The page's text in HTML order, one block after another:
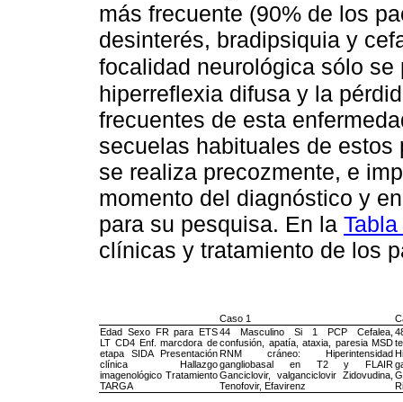
más frecuente (90% de los
desinterés, bradipsiquia y
focalidad neurológica sólo
hiperreflexia difusa y la
frecuentes de esta
secuelas habituales de
se realiza precozmente, e
momento del diagnóstico y
para su pesquisa. En la Tabla
clínicas y tratamiento de los
Caso 1
Edad Sexo FR para ETS
LT CD4 Enf. marcdora de
etapa SIDA Presentación
clínica Hallazgo
imagenológico Tratamiento
TARGA
44 Masculino Si 1 PCP Cefalea,
confusión, apatía, ataxia, paresia MSD
RNM cráneo: Hiperintensidad
gangliobasal en T2 y FLAIR
Ganciclovir, valganciclovir Zidovudina,
Tenofovir, Efavirenz